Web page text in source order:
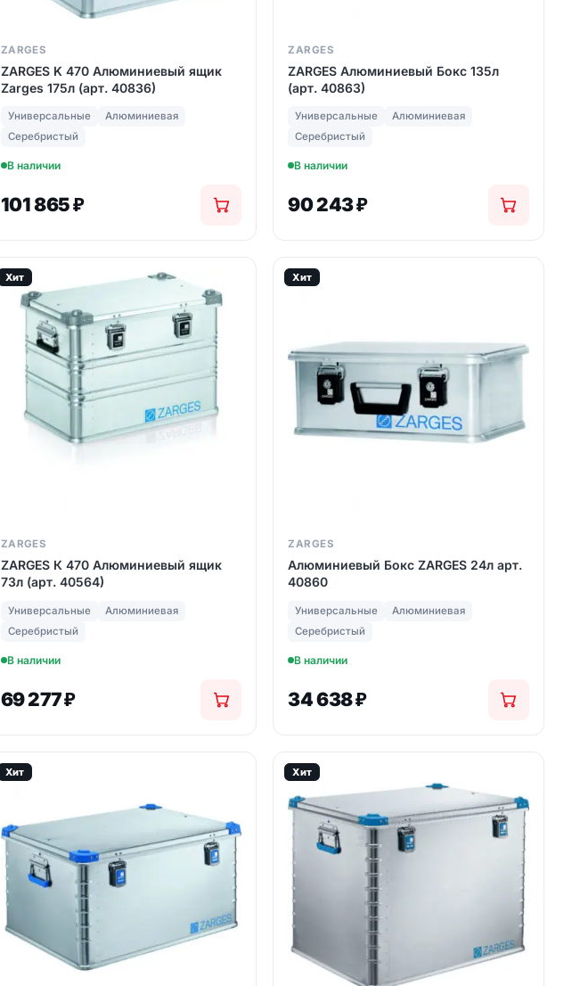
ZARGES
ZARGES K 470 Алюминиевый ящик
Zarges 175л (арт. 40836)
Универсальные
Алюминиевая
Серебристый
В наличии
101 865₽
ZARGES
ZARGES Алюминиевый Бокс 135л
(арт. 40863)
Универсальные
Алюминиевая
Серебристый
В наличии
90 243₽
Хит
ZARGES
ZARGES К 470 Алюминиевый ящик
73л (арт. 40564)
Универсальные
Алюминиевая
Серебристый
В наличии
69 277₽
Хит
ZARGES
Алюминиевый Бокс ZARGES 24л арт.
40860
Универсальные
Алюминиевая
Серебристый
В наличии
34 638₽
Хит Хит